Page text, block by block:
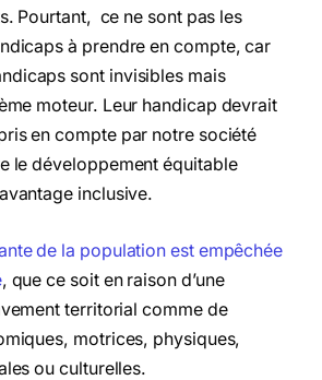
Pourtant, ce ne sont pas les
à prendre en compte, car
sont invisibles mais
moteur. Leur handicap devrait
en compte par notre société
le développement équitable
inclusive.
de la population est empêchée
, que ce soit en raison d’une
territorial comme de
motrices, physiques,
ou culturelles.